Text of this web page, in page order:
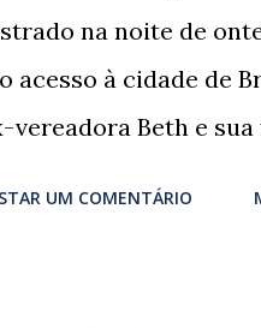
na noite de
acesso à cidade de
vereadora Beth e
UM COMENTÁRIO